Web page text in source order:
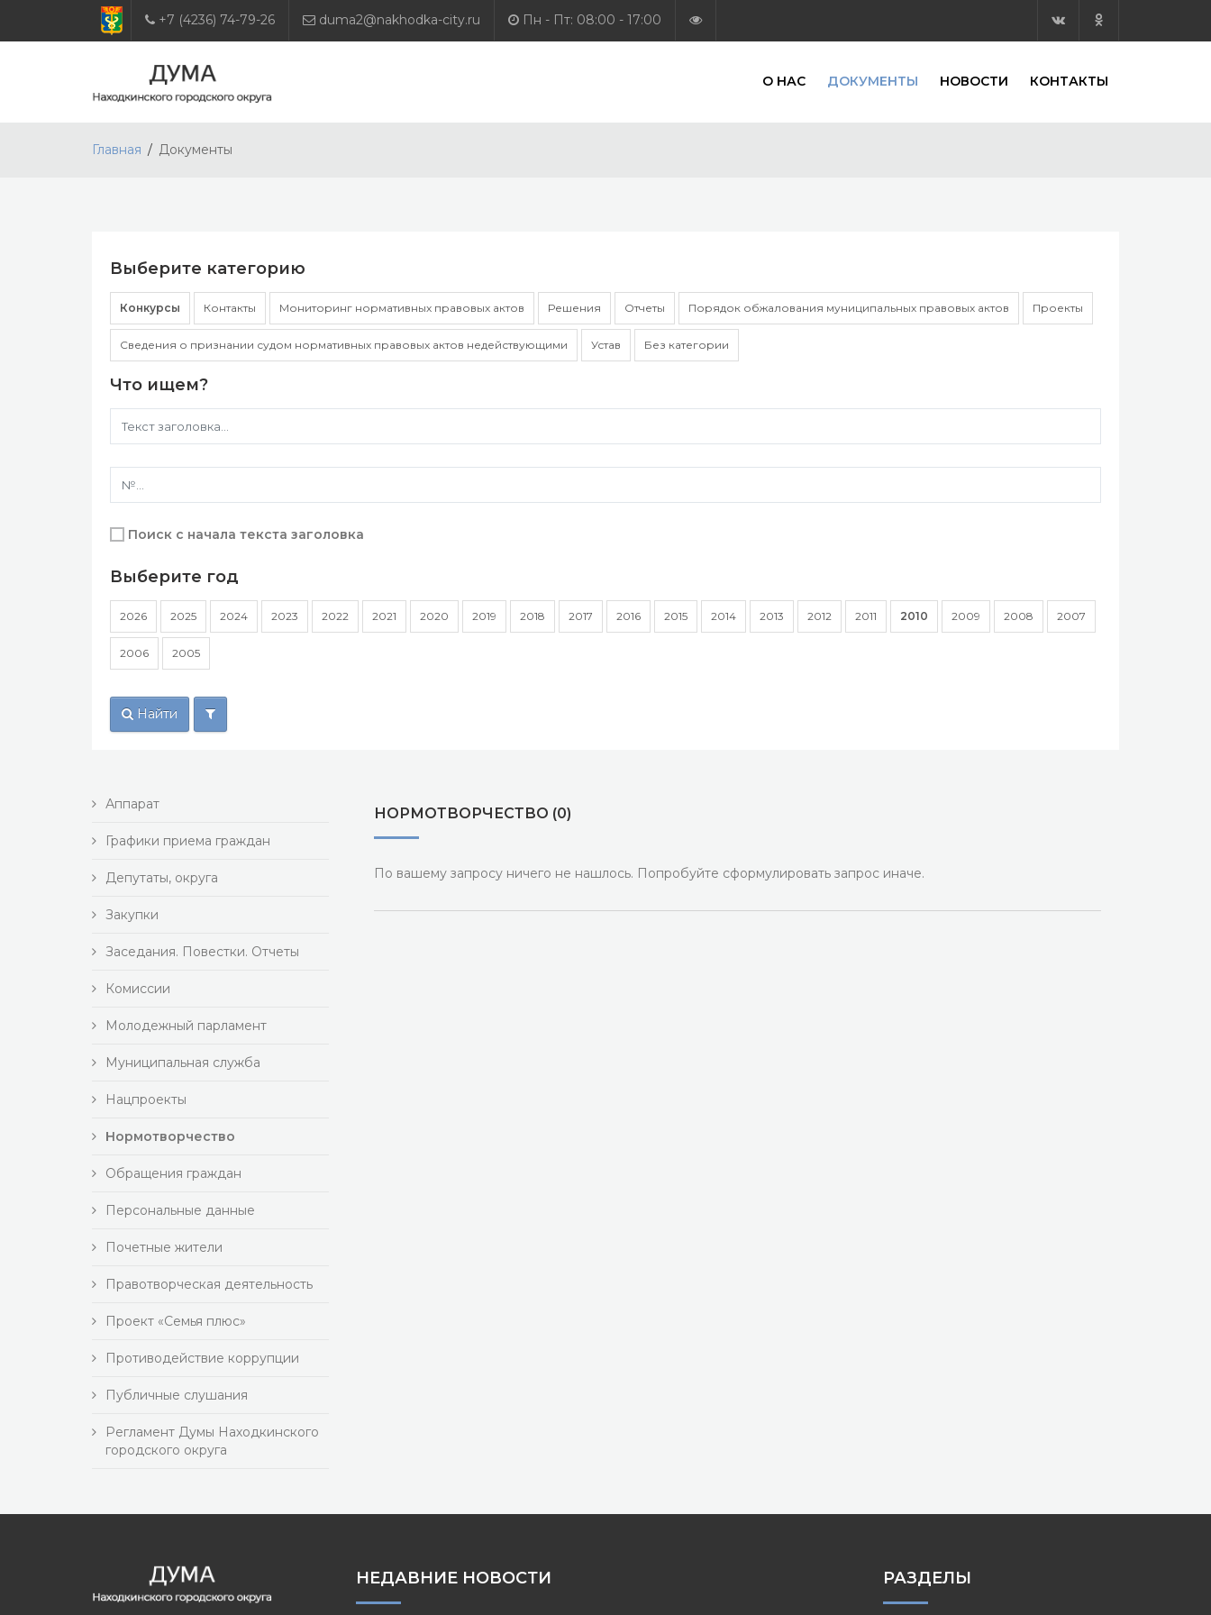
+7 (4236) 74-79-26 duma2@nakhodka-city.ru Пн - Пт: 08:00 - 17:00
О НАС ДОКУМЕНТЫ НОВОСТИ КОНТАКТЫ
Главная Документы
Выберите категорию
Конкурсы Контакты Мониторинг нормативных правовых актов Решения Отчеты Порядок обжалования муниципальных правовых актов Проекты
Сведения о признании судом нормативных правовых актов недействующими Устав Без категории
Что ищем?
Поиск с начала текста заголовка
Выберите год
2026 2025 2024 2023 2022 2021 2020 2019 2018 2017 2016 2015 2014 2013 2012 2011 2010 2009 2008 2007
2006 2005
Найти
Аппарат
Графики приема граждан
Депутаты, округа
Закупки
Заседания. Повестки. Отчеты
Комиссии
Молодежный парламент
Муниципальная служба
Нацпроекты
Нормотворчество
Обращения граждан
Персональные данные
Почетные жители
Правотворческая деятельность
Проект «Семья плюс»
Противодействие коррупции
Публичные слушания
Регламент Думы Находкинского
городского округа
НОРМОТВОРЧЕСТВО (0)
По вашему запросу ничего не нашлось. Попробуйте сформулировать запрос иначе.
НЕДАВНИЕ НОВОСТИ РАЗДЕЛЫ